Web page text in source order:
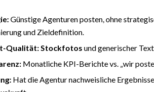
Günstige Agenturen posten, ohne
und Zieldefinition.
Qualität: Stockfotos und generischer
Monatliche KPI-Berichte vs. „wir
Hat die Agentur nachweisliche